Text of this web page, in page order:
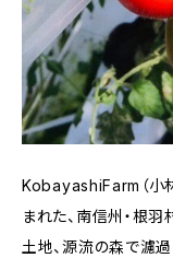
KobayashiFarm（小
まれた、南信州・根
土地、源流の森で濾